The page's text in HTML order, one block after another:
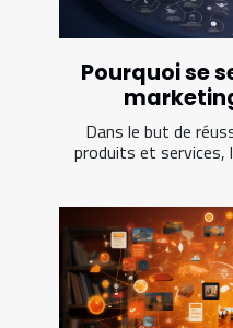
Pourquoi se
Dans le but de
produits et services,